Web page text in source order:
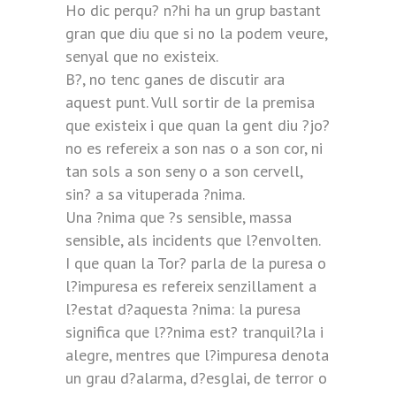
Ho dic perqu? n?hi ha un grup bastant
gran que diu que si no la podem veure,
senyal que no existeix.
B?, no tenc ganes de discutir ara
aquest punt. Vull sortir de la premisa
que existeix i que quan la gent diu ?jo?
no es refereix a son nas o a son cor, ni
tan sols a son seny o a son cervell,
sin? a sa vituperada ?nima.
Una ?nima que ?s sensible, massa
sensible, als incidents que l?envolten.
I que quan la Tor? parla de la puresa o
l?impuresa es refereix senzillament a
l?estat d?aquesta ?nima: la puresa
significa que l??nima est? tranquil?la i
alegre, mentres que l?impuresa denota
un grau d?alarma, d?esglai, de terror o